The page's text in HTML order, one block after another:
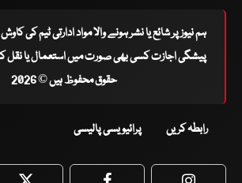
ہم نیوز پر شائع یا نشر ہونے والا مواد ادارتی ٹیم کی
پیشگی اجازت کسی بھی صورت میں استعمال یا نقل
حقوق محفوظ ہیں © 2026
رابطہ کریں پرائیویسی پالیسی